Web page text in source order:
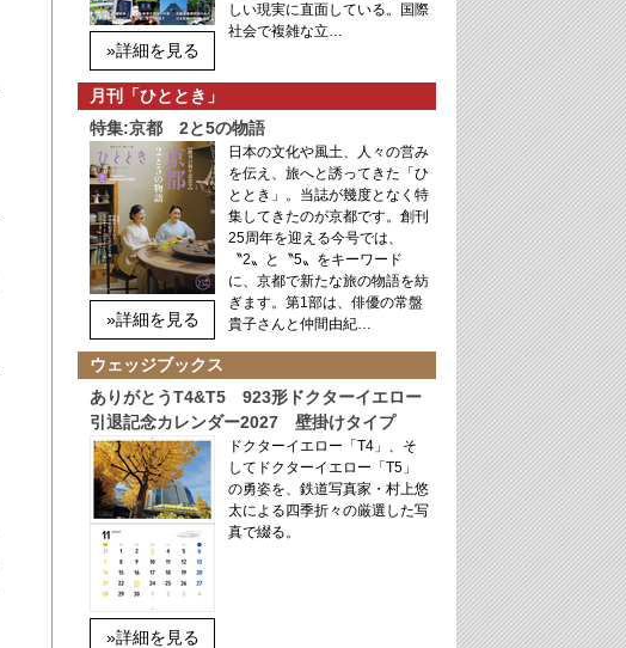
»詳細を見る
しい現実に直面している。国際
社会で複雑な立…
月刊「ひととき」
特集:京都 2と5の物語
»詳細を見る
日本の文化や風土、人々の営み
を伝え、旅へと誘ってきた「ひ
ととき」。当誌が幾度となく特
集してきたのが京都です。創刊
25周年を迎える今号では、
〝2〟と〝5〟をキーワード
に、京都で新たな旅の物語を紡
ぎます。第1部は、俳優の常盤
貴子さんと仲間由紀…
ウェッジブックス
ありがとうT4&T5 923形ドクターイエロー
引退記念カレンダー2027 壁掛けタイプ
»詳細を見る
ドクターイエロー「T4」、そ
してドクターイエロー「T5」
の勇姿を、鉄道写真家・村上悠
太による四季折々の厳選した写
真で綴る。